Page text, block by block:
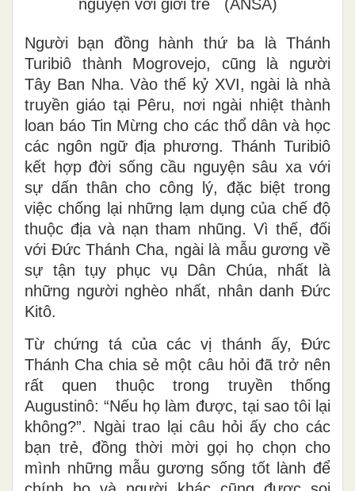
nguyện với giới trẻ (ANSA)
Người bạn đồng hành thứ ba là Thánh
Turibiô thành Mogrovejo, cũng là người
Tây Ban Nha. Vào thế kỷ XVI, ngài là nhà
truyền giáo tại Pêru, nơi ngài nhiệt thành
loan báo Tin Mừng cho các thổ dân và học
các ngôn ngữ địa phương. Thánh Turibiô
kết hợp đời sống cầu nguyện sâu xa với
sự dấn thân cho công lý, đặc biệt trong
việc chống lại những lạm dụng của chế độ
thuộc địa và nạn tham nhũng. Vì thế, đối
với Đức Thánh Cha, ngài là mẫu gương về
sự tận tụy phục vụ Dân Chúa, nhất là
những người nghèo nhất, nhân danh Đức
Kitô.
Từ chứng tá của các vị thánh ấy, Đức
Thánh Cha chia sẻ một câu hỏi đã trở nên
rất quen thuộc trong truyền thống
Augustinô: “Nếu họ làm được, tại sao tôi lại
không?”. Ngài trao lại câu hỏi ấy cho các
bạn trẻ, đồng thời mời gọi họ chọn cho
mình những mẫu gương sống tốt lành để